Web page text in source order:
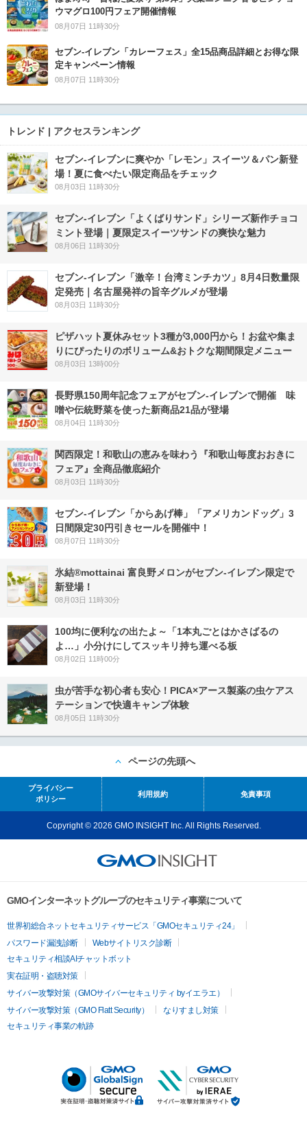
ウマグロ100円フェア開催情報
08月07日 11時30分
セブン‐イレブン「カレーフェス」全15品商品詳細とお得な限
定キャンペーン情報
08月07日 11時30分
トレンド | アクセスランキング
セブン‐イレブンに爽やか「レモン」スイーツ＆パン新登
場！夏に食べたい限定商品をチェック
08月03日 11時30分
セブン‐イレブン「よくばりサンド」シリーズ新作チョコ
ミント登場｜夏限定スイーツサンドの爽快な魅力
08月06日 11時30分
セブン-イレブン「激辛！台湾ミンチカツ」8月4日数量限
定発売｜名古屋発祥の旨辛グルメが登場
08月03日 11時30分
ピザハット夏休みセット3種が3,000円から！お盆や集ま
りにぴったりのボリューム&おトクな期間限定メニュー
08月03日 13時00分
長野県150周年記念フェアがセブン-イレブンで開催 味
噌や伝統野菜を使った新商品21品が登場
08月04日 11時30分
関西限定！和歌山の恵みを味わう『和歌山毎度おおきに
フェア』全商品徹底紹介
08月03日 11時30分
セブン‐イレブン「からあげ棒」「アメリカンドッグ」3
日間限定30円引きセールを開催中！
08月07日 11時30分
氷結®mottainai 富良野メロンがセブン‐イレブン限定で
新登場！
08月03日 11時30分
100均に便利なの出たよ～「1本丸ごとはかさばるの
よ…」小分けにしてスッキリ持ち運べる板
08月02日 11時00分
虫が苦手な初心者も安心！PICA×アース製薬の虫ケアス
テーションで快適キャンプ体験
08月05日 11時30分
ページの先頭へ
プライバシー
ポリシー
利用規約 免責事項
Copyright © 2026 GMO INSIGHT Inc. All Rights Reserved.
GMOインターネットグループのセキュリティ事業について
世界初総合ネットセキュリティサービス「GMOセキュリティ24」
パスワード漏洩診断
Webサイトリスク診断
セキュリティ相談AIチャットボット
実在証明・盗聴対策
サイバー攻撃対策（GMOサイバーセキュリティ byイエラエ）
サイバー攻撃対策（GMO Flatt Security）
なりすまし対策
セキュリティ事業の軌跡